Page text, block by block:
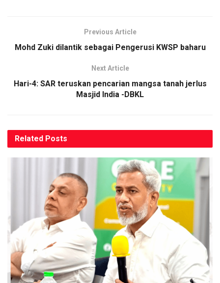
Previous Article
Mohd Zuki dilantik sebagai Pengerusi KWSP baharu
Next Article
Hari-4: SAR teruskan pencarian mangsa tanah jerlus
Masjid India -DBKL
Related Posts